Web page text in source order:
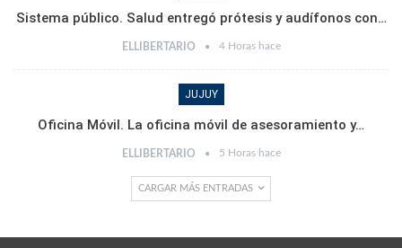
Sistema público. Salud entregó prótesis y audífonos con…
ELLIBERTARIO 4 Horas hace
JUJUY
Oficina Móvil. La oficina móvil de asesoramiento y…
ELLIBERTARIO 5 Horas hace
CARGAR MÁS ENTRADAS